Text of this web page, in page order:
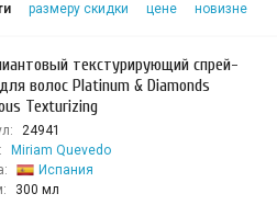
размеру скидки цене новизне
текстурирующий спрей-
волос Platinum & Diamonds
Texturizing
24941
Miriam Quevedo
Испания
300 мл